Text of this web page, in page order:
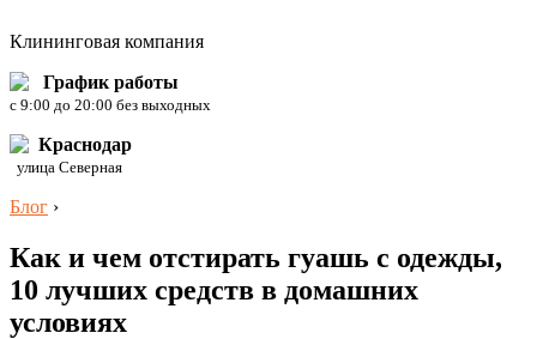
Клининговая компания
График работы
c 9:00 до 20:00 без выходных
Краснодар
улица Северная
Блог ›
Как и чем отстирать гуашь с одежды,
10 лучших средств в домашних
условиях